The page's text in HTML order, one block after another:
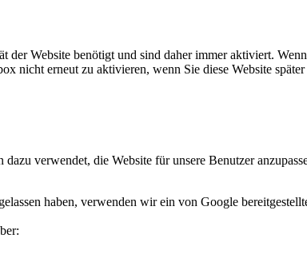
der Website benötigt und sind daher immer aktiviert.
nicht erneut zu aktivieren, wenn Sie diese Website später
verwendet, die Website für unsere Benutzer
haben, verwenden wir ein von Google